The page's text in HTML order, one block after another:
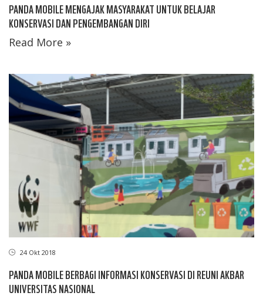
PANDA MOBILE MENGAJAK MASYARAKAT UNTUK BELAJAR
KONSERVASI DAN PENGEMBANGAN DIRI
Read More »
24 Okt 2018
PANDA MOBILE BERBAGI INFORMASI KONSERVASI DI REUNI AKBAR
UNIVERSITAS NASIONAL